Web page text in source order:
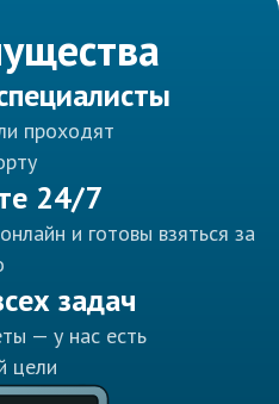
проходят
24/7
и готовы взяться за
задач
— у нас есть
цели